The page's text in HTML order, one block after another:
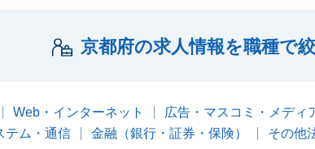
京都府の求人情報を職種で
Web・インターネット 広告・マスコミ・メディ
テム・通信 金融（銀行・証券・保険） その他